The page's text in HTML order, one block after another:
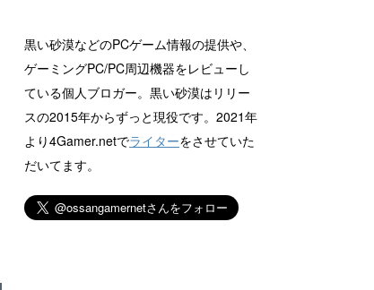
黒い砂漠などのPCゲーム情報の提供や、
ゲーミングPC/PC周辺機器をレビューし
ている個人ブロガー。黒い砂漠はリリー
スの2015年からずっと現役です。2021年
より4Gamer.netでライターをさせていた
だいてます。